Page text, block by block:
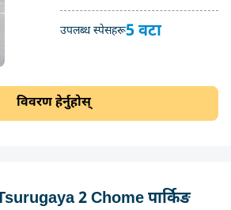
उपलब्ध स्पेसहरू5 वटा
विवरण हेर्नुहोस्
2 Chome पार्किङ